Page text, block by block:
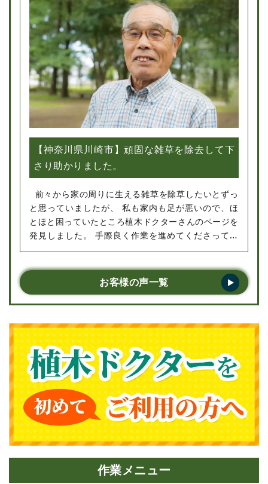
【神奈川県川崎市】頑固な雑草を除去して下
さり助かりました。
前々から家の周りに生える雑草を除草したいとずっ
と思っていましたが、 私も家内も足が悪いので、ほ
とほと困っていたところ植木ドクターさんのページを
発見しました。 手際良く作業を進めてくださってい
た。また何かあったら是非またお願いしたいで
お客様の声一覧
作業メニュー